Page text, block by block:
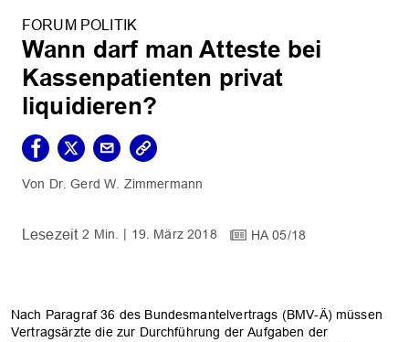
FORUM POLITIK
Wann darf man Atteste bei
Kassenpatienten privat
liquidieren?
Dr. Gerd W. Zimmermann
2 Min. 19. März 2018 HA 05/18
Nach Paragraf 36 des Bundesmantelvertrags (BMV-Ä) müssen
Vertragsärzte die zur Durchführung der Aufgaben der